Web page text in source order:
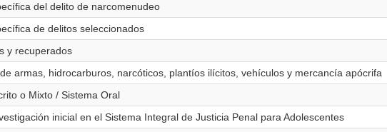
del delito de narcomenudeo
de delitos seleccionados
y recuperados
armas, hidrocarburos, narcóticos, plantíos ilícitos, vehículos y mercancía apócrifa
o Mixto / Sistema Oral
inicial en el Sistema Integral de Justicia Penal para Adolescentes